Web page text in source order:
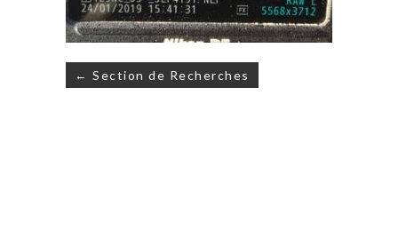
Navigation
de
← Section de Recherches